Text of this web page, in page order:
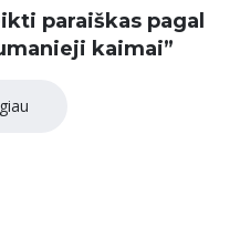
paraiškas pagal
kaimai”